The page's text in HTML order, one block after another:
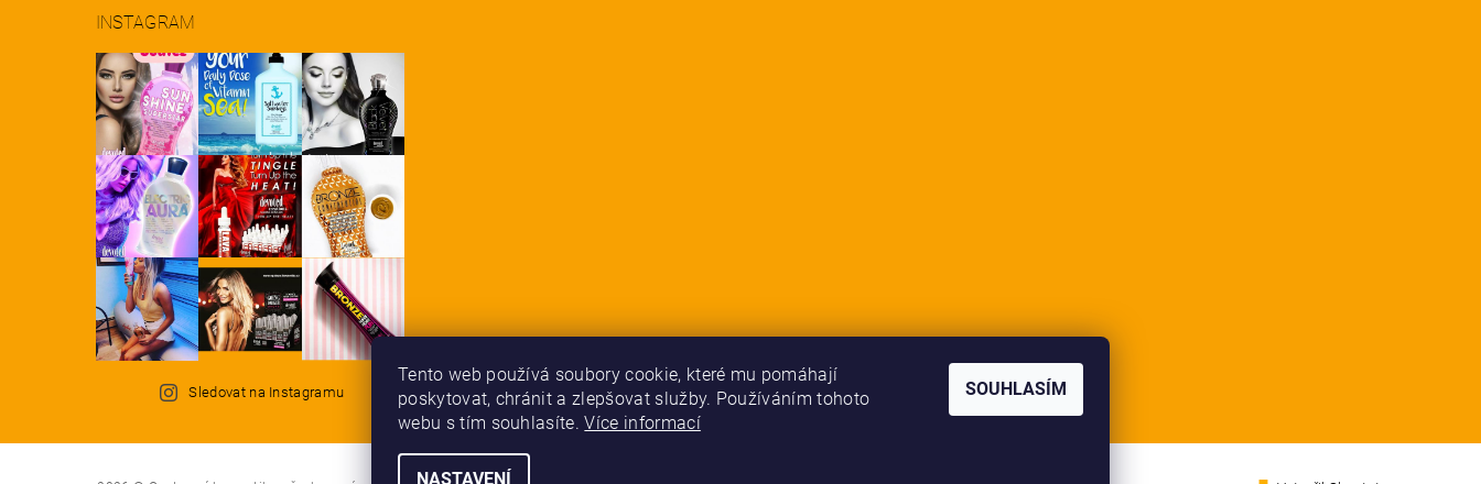
INSTAGRAM
Sledovat na Instagramu
Tento web používá soubory cookie, které mu pomáhají
poskytovat, chránit a zlepšovat služby. Používáním tohoto
webu s tím souhlasíte.Více informací
NASTAVENÍ
SOUHLASÍM